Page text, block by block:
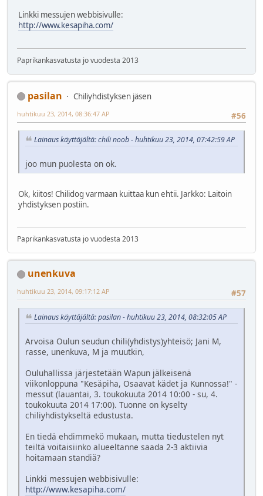
Linkki messujen webbisivulle:
http://www.kesapiha.com/
Paprikankasvatusta jo vuodesta 2013
pasilan
Chiliyhdistyksen jäsen
#56
huhtikuu 23, 2014, 08:36:47 AP
Lainaus käyttäjältä: chili noob - huhtikuu 23, 2014, 07:42:59 AP
joo mun puolesta on ok.
Ok, kiitos! Chilidog varmaan kuittaa kun ehtii. Jarkko: Laitoin
yhdistyksen postiin.
Paprikankasvatusta jo vuodesta 2013
unenkuva
#57
huhtikuu 23, 2014, 09:17:12 AP
Lainaus käyttäjältä: pasilan - huhtikuu 23, 2014, 08:32:05 AP
Arvoisa Oulun seudun chili(yhdistys)yhteisö; Jani M,
rasse, unenkuva, M ja muutkin,
Ouluhallissa järjestetään Wapun jälkeisenä
viikonloppuna "Kesäpiha, Osaavat kädet ja Kunnossa!" -
messut (lauantai, 3. toukokuuta 2014 10:00 - su, 4.
toukokuuta 2014 17:00). Tuonne on kyselty
chiliyhdistykseltä edustusta.
En tiedä ehdimmekö mukaan, mutta tiedustelen nyt
teiltä voitaisiinko alueeltanne saada 2-3 aktiivia
hoitamaan standiä?
Linkki messujen webbisivulle:
http://www.kesapiha.com/